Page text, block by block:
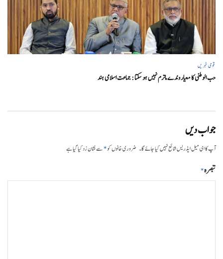
قومی خبریں
حب الوطنی کا معیار وندے ماترم نہیں ہو سکتا : جماعت اسلامی ہند
جواب دیں
آپ کا ای میل ایڈریس شائع نہیں کیا جائے گا۔ ضروری خانوں کو*سے نشان زد کیا گیا ہے
تبصرہ*